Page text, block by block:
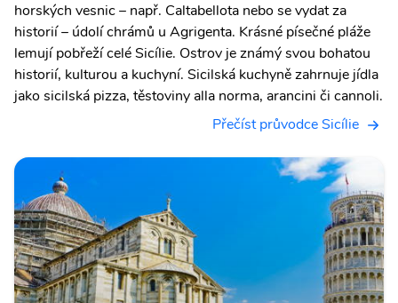
horských vesnic – např. Caltabellota nebo se vydat za
historií – údolí chrámů u Agrigenta. Krásné písečné pláže
lemují pobřeží celé Sicílie. Ostrov je známý svou bohatou
historií, kulturou a kuchyní. Sicilská kuchyně zahrnuje jídla
jako sicilská pizza, těstoviny alla norma, arancini či cannoli.
Přečíst průvodce Sicílie